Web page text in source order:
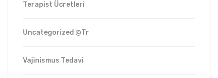
Terapist Ücretleri
Uncategorized @tr
Vajinismus Tedavi